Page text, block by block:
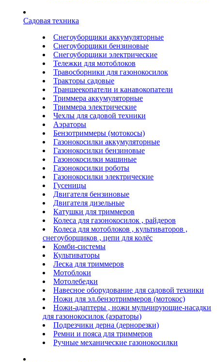
Садовая техника
Снегоуборщики аккумуляторные
Снегоуборщики бензиновые
Снегоуборщики электрические
Тележки для мотоблоков
Травосборники для газонокосилок
Тракторы садовые
Траншеекопатели и канавокопатели
Триммера аккумуляторные
Триммера электрические
Чехлы для садовой техники
Аэраторы
Бензотриммеры (мотокосы)
Газонокосилки аккумуляторные
Газонокосилки бензиновые
Газонокосилки машиные
Газонокосилки роботы
Газонокосилки электрические
Гусеницы
Двигателя бензиновые
Двигателя дизельные
Катушки для триммеров
Колеса для газонокосилок , райдеров
Колеса для мотоблоков , культиваторов ,
снегоуборщиков , цепи для колёс
Комби-системы
Культиваторы
Леска для триммеров
Мотоблоки
Мотолебедки
Навесное оборудование для садовой техники
Ножи для эл.бензотриммеров (мотокос)
Ножи-адаптеры , ножи мульчирующие-насадки
для газонокосилок (аэраторы)
Подрезчики дерна (дернорезки)
Ремни и пояса для триммеров
Ручные механические газонокосилки